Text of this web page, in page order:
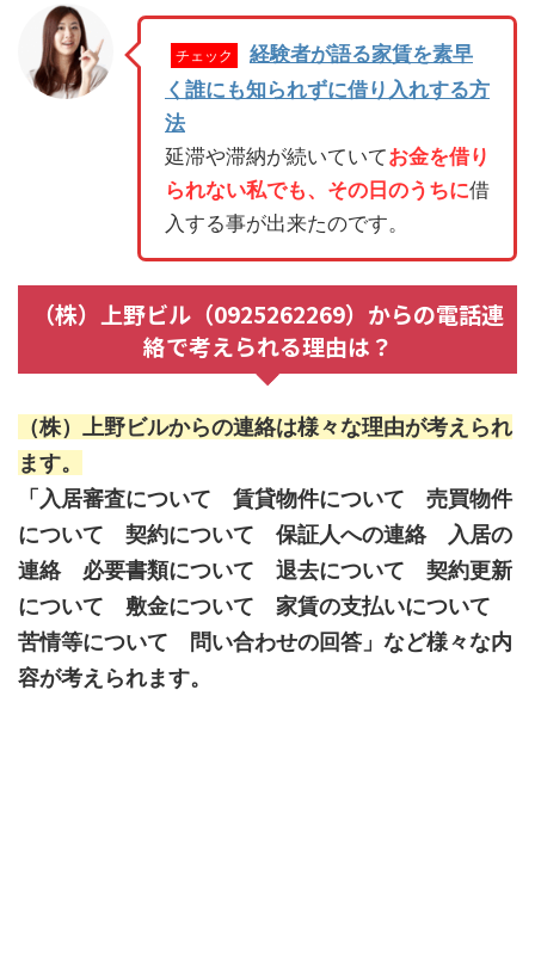
チェック
経験者が語る家賃を素早
く誰にも知られずに借り入れする方
法
延滞や滞納が続いていてお金を借り
られない私でも、その日のうちに借
入する事が出来たのです。
（株）上野ビル（0925262269）からの電話連
絡で考えられる理由は？
（株）上野ビルからの連絡は様々な理由が考えられ
ます。
「入居審査について 賃貸物件について 売買物件
について 契約について 保証人への連絡 入居の
連絡 必要書類について 退去について 契約更新
について 敷金について 家賃の支払いについて
苦情等について 問い合わせの回答」など様々な内
容が考えられます。